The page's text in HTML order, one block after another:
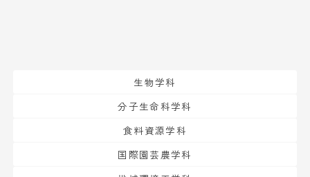
生物学科
分子生命科学科
食料資源学科
国際園芸農学科